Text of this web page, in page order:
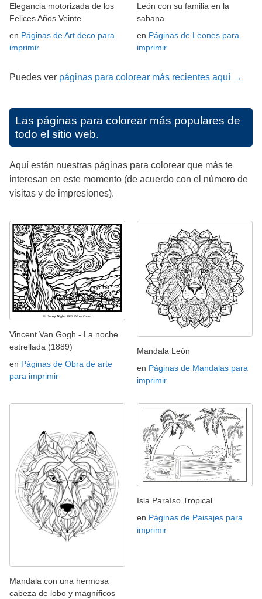
Elegancia motorizada de los
Felices Años Veinte
en Páginas de Art deco para
imprimir
León con su familia en la
sabana
en Páginas de Leones para
imprimir
Puedes ver páginas para colorear más recientes aquí →
Las páginas para colorear más populares de
todo el sitio web.
Aquí están nuestras páginas para colorear que más te
interesan en este momento (de acuerdo con el número de
visitas y de impresiones).
Vincent Van Gogh - La noche
estrellada (1889)
en Páginas de Obra de arte
para imprimir
Mandala León
en Páginas de Mandalas para
imprimir
Mandala con una hermosa
cabeza de lobo y magníficos
Isla Paraíso Tropical
en Páginas de Paisajes para
imprimir